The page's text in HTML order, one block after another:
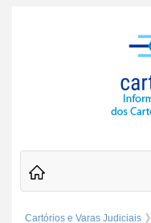
Cartórios e Varas Judiciais